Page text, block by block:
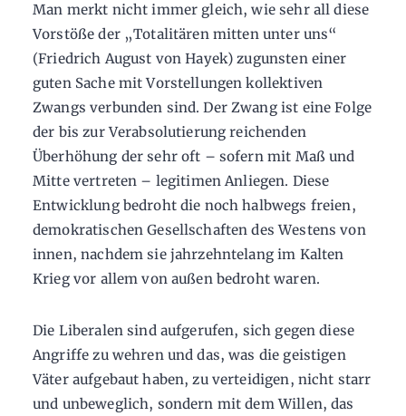
Man merkt nicht immer gleich, wie sehr all diese
Vorstöße der „Totalitären mitten unter uns“
(Friedrich August von Hayek) zugunsten einer
guten Sache mit Vorstellungen kollektiven
Zwangs verbunden sind. Der Zwang ist eine Folge
der bis zur Verabsolutierung reichenden
Überhöhung der sehr oft – sofern mit Maß und
Mitte vertreten – legitimen Anliegen. Diese
Entwicklung bedroht die noch halbwegs freien,
demokratischen Gesellschaften des Westens von
innen, nachdem sie jahrzehntelang im Kalten
Krieg vor allem von außen bedroht waren.
Die Liberalen sind aufgerufen, sich gegen diese
Angriffe zu wehren und das, was die geistigen
Väter aufgebaut haben, zu verteidigen, nicht starr
und unbeweglich, sondern mit dem Willen, das